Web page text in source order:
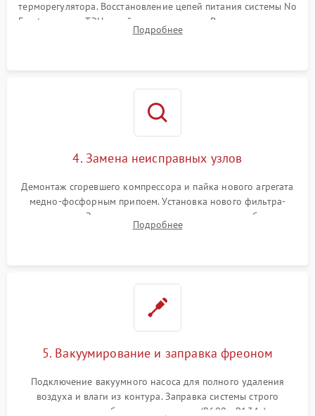
терморегулятора. Восстановление цепей питания системы No
Frost, включая ТЭН оттайки и вентилятор. Ремонт или замена
платы управления при сбоях алгоритмов.
Подробнее
4. Замена неисправных узлов
Демонтаж сгоревшего компрессора и пайка нового агрегата
медно-фосфорным припоем. Установка нового фильтра-
осушителя. Замена изношенных вентиляторов обдува,
сломанных заслонок или поврежденных дверных петель.
Подробнее
5. Вакуумирование и заправка фреоном
Подключение вакуумного насоса для полного удаления
воздуха и влаги из контура. Заправка системы строго
дозированным объемом хладагента (R600a, R134a) по